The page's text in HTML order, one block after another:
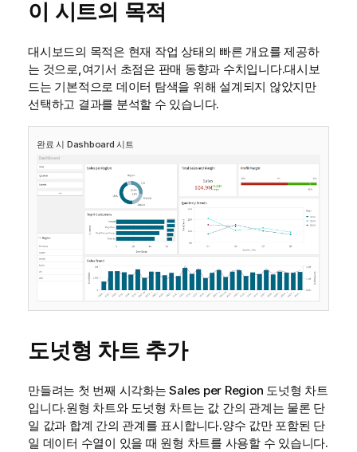
이 시트의 목적
대시보드의 목적은 현재 작업 상태의 빠른 개요를 제공하
는 것으로,여기서 초점은 판매 동향과 수치입니다.대시보
드는 기본적으로 데이터 탐색을 위해 설계되지 않았지만
선택하고 결과를 분석할 수 있습니다.
완료 시 Dashboard 시트
도넛형 차트 추가
만들려는 첫 번째 시각화는Sales per Region 도넛형 차트
입니다.원형 차트와 도넛형 차트는 값 간의 관계는 물론 단
일 값과 합계 간의 관계를 표시합니다.양수 값만 포함된 단
일 데이터 수열이 있을 때 원형 차트를 사용할 수 있습니다.